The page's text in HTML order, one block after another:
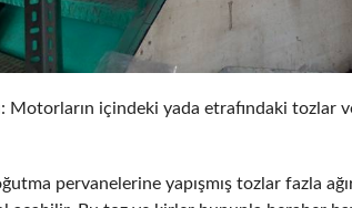
Motorların içindeki yada etrafındaki tozlar
pervanelerine yapışmış tozlar fazla